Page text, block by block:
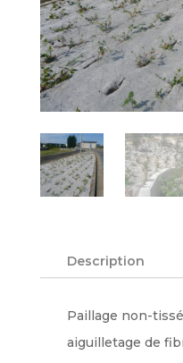
Description
Paillage non-
aiguilletage de